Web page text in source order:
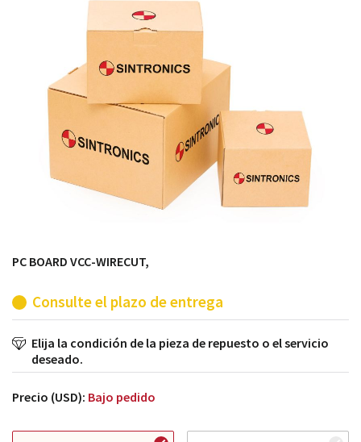
módulos antiguos a un alto nivel técnico o sustitución
de módulos descontinuados por módulos del propio
PC BOARD VCC-WIRECUT,
Consulte el plazo de entrega
Elija la condición de la pieza de repuesto o el servicio
deseado.
Precio (USD): Bajo pedido